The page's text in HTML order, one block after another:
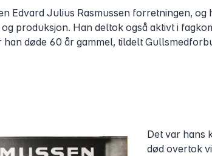
Edvard Julius Rasmussen forretningen, og
produksjon. Han deltok også aktivt i
døde 60 år gammel, tildelt
Det var hans
død overtok